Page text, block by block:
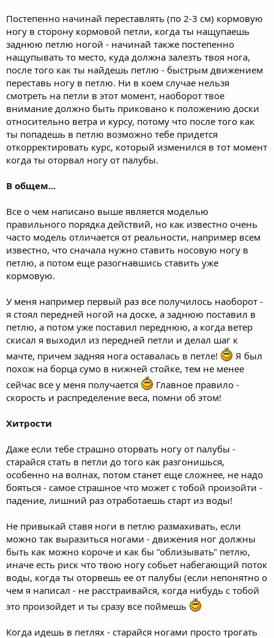
Постепенно начинай переставлять (по 2-3 см) кормовую
ногу в сторону кормовой петли, когда ты нащупаешь
заднюю петлю ногой - начинай также постепенно
нащупывать то место, куда должна залезть твоя нога,
после того как ты найдешь петлю - быстрым движением
переставь ногу в петлю. Ни в коем случае нельзя
смотреть на петли в этот момент, наоборот твое
внимание должно быть приковано к положению доски
относительно ветра и курсу, потому что после того как
ты попадешь в петлю возможно тебе придется
откорректировать курс, который изменился в тот момент
когда ты оторвал ногу от палубы.
В общем...
Все о чем написано выше является моделью
правильного порядка действий, но как известно очень
часто модель отличается от реальности, например всем
известно, что сначала нужно ставить носовую ногу в
петлю, а потом еще разогнавшись ставить уже
кормовую.
У меня например первый раз все получилось наоборот -
я стоял передней ногой на доске, а заднюю поставил в
петлю, а потом уже поставил переднюю, а когда ветер
скисал я выходил из передней петли и делал шаг к
мачте, причем задняя нога оставалась в петле!
Я был
похож на борца сумо в нижней стойке, тем не менее
сейчас все у меня получается
Главное правило -
скорость и распределение веса, помни об этом!
Хитрости
Даже если тебе страшно оторвать ногу от палубы -
старайся стать в петли до того как разгонишься,
особенно на волнах, потом станет еще сложнее, не надо
бояться - самое страшное что может с тобой произойти -
падение, лишний раз отработаешь старт из воды!
Не привыкай ставя ноги в петлю размахивать, если
можно так выразиться ногами - движения ног должны
быть как можно короче и как бы "облизывать" петлю,
иначе есть риск что твою ногу собьет набегающий поток
воды, когда ты оторвешь ее от палубы (если непонятно о
чем я написал - не расстраивайся, когда нибудь с тобой
это произойдет и ты сразу все поймешь
Когда идешь в петлях - старайся ногами просто трогать